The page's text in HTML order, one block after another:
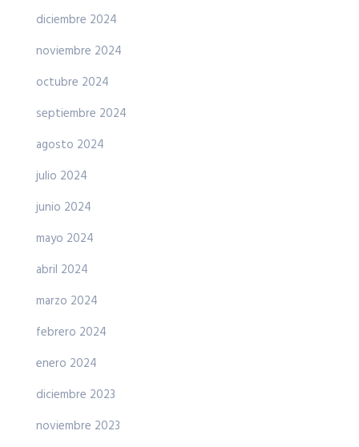
diciembre 2024
noviembre 2024
octubre 2024
septiembre 2024
agosto 2024
julio 2024
junio 2024
mayo 2024
abril 2024
marzo 2024
febrero 2024
enero 2024
diciembre 2023
noviembre 2023